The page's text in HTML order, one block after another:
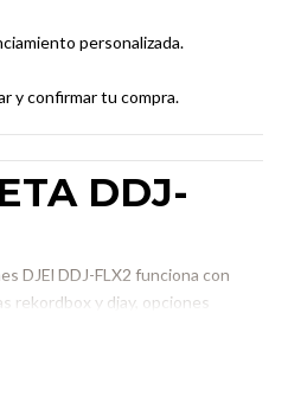
personalizada.
y confirmar tu compra.
DDJ-
DJEl DDJ-FLX2 funciona con
rekordbox y djay, opciones
profesionales. Después de